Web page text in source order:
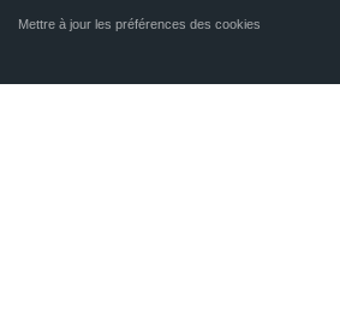
Mettre à jour les préférences des cookies